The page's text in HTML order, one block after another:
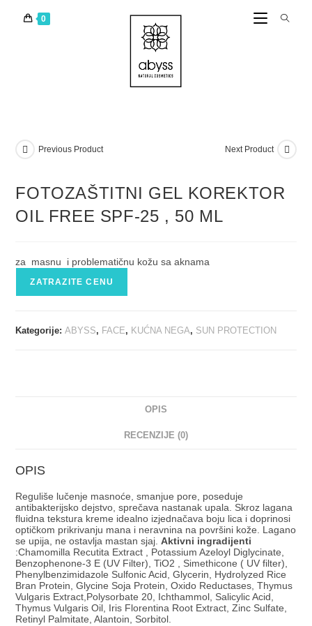
0
Previous Product Next Product
FOTOZAŠTITNI GEL KOREKTOR
OIL FREE SPF-25 , 50 ML
za masnu i problematičnu kožu sa aknama
ZATRAZITE CENU
Kategorije:ABYSS, FACE, KUĆNA NEGA, SUN PROTECTION
OPIS
RECENZIJE (0)
OPIS
Reguliše lučenje masnoće, smanjue pore, poseduje
antibakterijsko dejstvo, sprečava nastanak upala. Skroz lagana
fluidna tekstura kreme idealno izjednačava boju lica i doprinosi
optičkom prikrivanju mana i neravnina na površini kože. Lagano
se upija, ne ostavlja mastan sjaj.Aktivni ingradijenti
:Chamomilla Recutita Extract , Potassium Azeloyl Diglycinate,
Benzophenone-3 E (UV Filter), TiO2 , Simethicone ( UV filter),
Phenylbenzimidazole Sulfonic Acid, Glycerin, Hydrolyzed Rice
Bran Protein, Glycine Soja Protein, Oxido Reductases, Thymus
Vulgaris Extract,Polysorbate 20, Ichthammol, Salicylic Acid,
Thymus Vulgaris Oil, Iris Florentina Root Extract, Zinc Sulfate,
Retinyl Palmitate, Alantoin, Sorbitol.